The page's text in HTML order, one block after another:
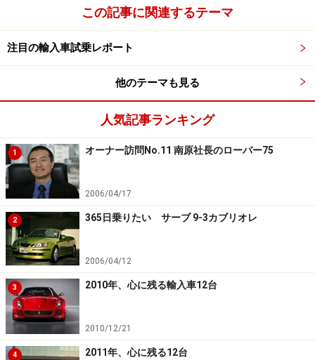
この記事に関連するテーマ
注目の輸入車試乗レポート
他のテーマも見る
人気記事ランキング
1 オーナー訪問No.11 南原社長のローバー75
2006/04/17
2 365日乗りたい サーブ 9-3カブリオレ
2006/04/12
3 2010年、心に残る輸入車12台
2010/12/21
4 2011年、心に残る12台